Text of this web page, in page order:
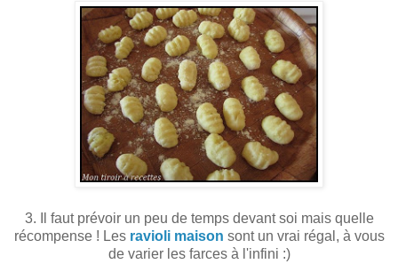
3. Il faut prévoir un peu de temps devant soi mais quelle
récompense ! Les ravioli maison sont un vrai régal, à vous
de varier les farces à l'infini :)